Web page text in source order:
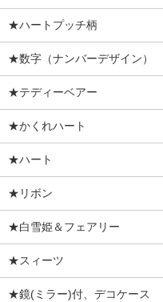
★ハートプッチ柄
★数字（ナンバーデザイン）
★テディーベアー
★かくれハート
★ハート
★リボン
★白雪姫＆フェアリー
★スィーツ
★鏡(ミラー)付、デコケース